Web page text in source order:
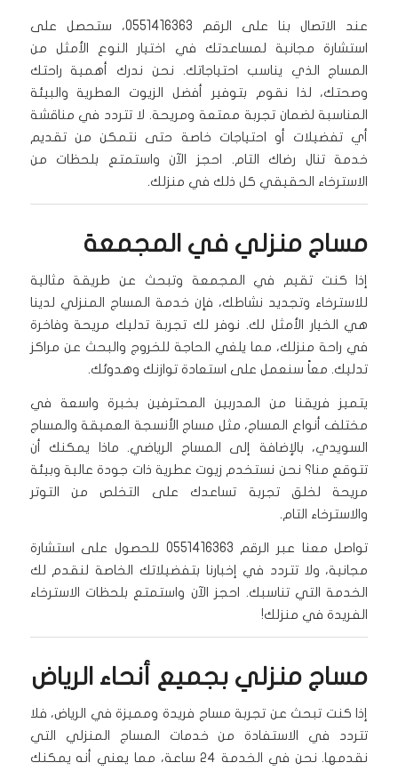
عند الاتصال بنا على الرقم 0551416363، ستحصل على
استشارة مجانية لمساعدتك في اختيار النوع الأمثل من
المساج الذي يناسب احتياجاتك. نحن ندرك أهمية راحتك
وصحتك، لذا نقوم بتوفير أفضل الزيوت العطرية والبيئة
المناسبة لضمان تجربة ممتعة ومريحة. لا تتردد في مناقشة
أي تفضيلات أو احتياجات خاصة حتى نتمكن من تقديم
خدمة تنال رضاك التام. احجز الآن واستمتع بلحظات من
الاسترخاء الحقيقي كل ذلك في منزلك.
مساج منزلي في المجمعة
إذا كنت تقيم في المجمعة وتبحث عن طريقة مثالية
للاسترخاء وتجديد نشاطك، فإن خدمة المساج المنزلي لدينا
هي الخيار الأمثل لك. نوفر لك تجربة تدليك مريحة وفاخرة
في راحة منزلك، مما يلغي الحاجة للخروج والبحث عن مراكز
تدليك. معاً سنعمل على استعادة توازنك وهدوئك.
يتميز فريقنا من المدربين المحترفين بخبرة واسعة في
مختلف أنواع المساج، مثل مساج الأنسجة العميقة والمساج
السويدي، بالإضافة إلى المساج الرياضي. ماذا يمكنك أن
تتوقع منا؟ نحن نستخدم زيوت عطرية ذات جودة عالية وبيئة
مريحة لخلق تجربة تساعدك على التخلص من التوتر
والاسترخاء التام.
تواصل معنا عبر الرقم 0551416363 للحصول على استشارة
مجانية، ولا تتردد في إخبارنا بتفضيلاتك الخاصة لنقدم لك
الخدمة التي تناسبك. احجز الآن واستمتع بلحظات الاسترخاء
الفريدة في منزلك!
مساج منزلي بجميع أنحاء الرياض
إذا كنت تبحث عن تجربة مساج فريدة ومميزة في الرياض، فلا
تتردد في الاستفادة من خدمات المساج المنزلي التي
نقدمها. نحن في الخدمة ٢٤ ساعة، مما يعني أنه يمكنك